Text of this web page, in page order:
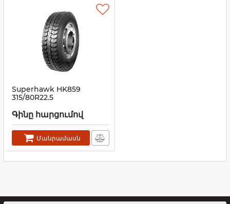
Superhawk HK859
315/80R22.5
Գինը հարցումով
Մանրամասն